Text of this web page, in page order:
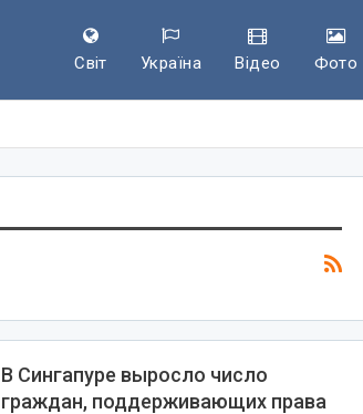
Світ Україна Відео Фото
В Сингапуре выросло число
граждан, поддерживающих права